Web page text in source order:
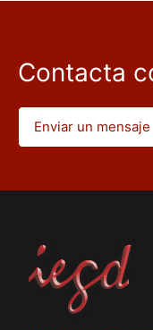
Contacta
Enviar un mensaje